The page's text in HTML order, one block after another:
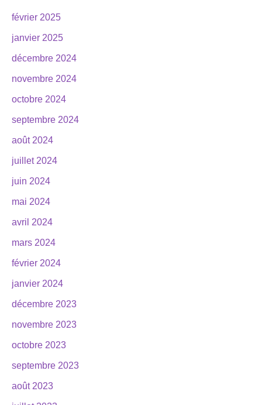
février 2025
janvier 2025
décembre 2024
novembre 2024
octobre 2024
septembre 2024
août 2024
juillet 2024
juin 2024
mai 2024
avril 2024
mars 2024
février 2024
janvier 2024
décembre 2023
novembre 2023
octobre 2023
septembre 2023
août 2023